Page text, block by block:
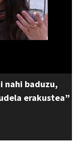
nahi baduzu,
erakustea”